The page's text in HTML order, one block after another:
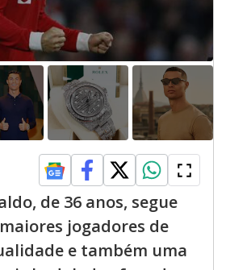
de 36 anos, segue
jogadores de
e também uma